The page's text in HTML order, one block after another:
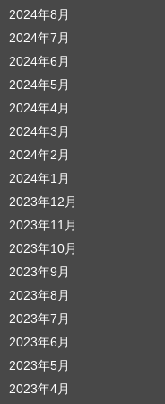
2024年8月
2024年7月
2024年6月
2024年5月
2024年4月
2024年3月
2024年2月
2024年1月
2023年12月
2023年11月
2023年10月
2023年9月
2023年8月
2023年7月
2023年6月
2023年5月
2023年4月